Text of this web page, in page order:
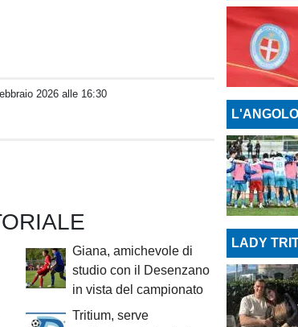
2026 alle 16:30
Giana, amichevole di
studio con il Desenzano
in vista del campionato
Tritium, serve
LADY